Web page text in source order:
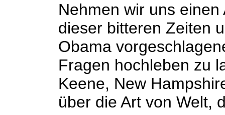
Nehmen wir uns
dieser bitteren Zeiten
Obama
Fragen hochleben zu
Keene, New
über die Art von Welt,